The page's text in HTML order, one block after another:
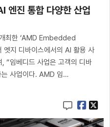
엔진 통합 다양한 산업
최한 ‘AMD Embedded
지 디바이스에서의 AI 활용 사
“임베디드 사업은 고객의 디바
는 사업이다. AMD 임…